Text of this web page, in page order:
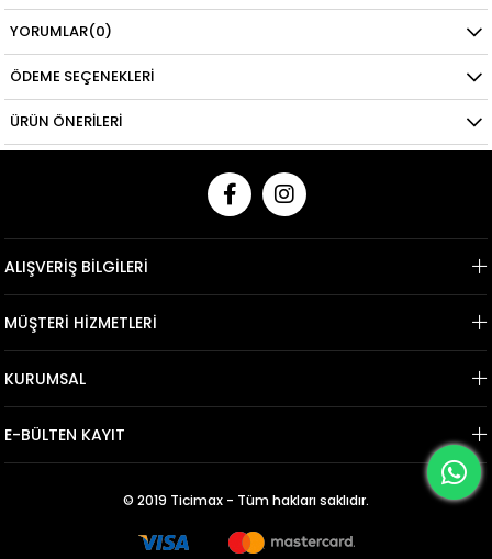
YORUMLAR(0)
ÖDEME SEÇENEKLERI
ÜRÜN ÖNERILERI
ALIŞVERİŞ BİLGİLERİ
MÜŞTERİ HİZMETLERİ
KURUMSAL
E-BÜLTEN KAYIT
© 2019 Ticimax - Tüm hakları saklıdır.